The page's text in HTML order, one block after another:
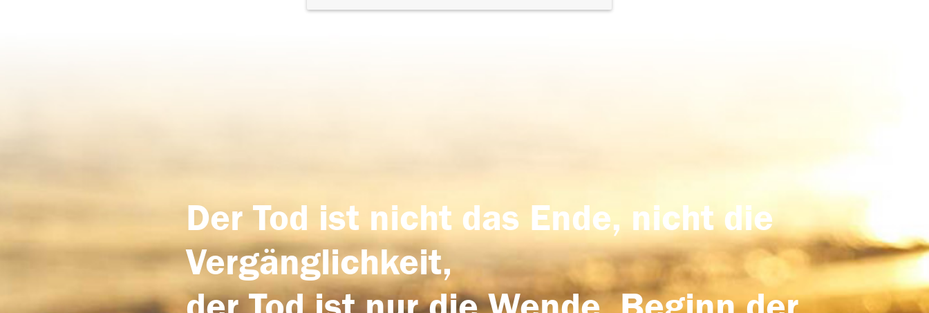
Der Tod ist nicht das Ende, nicht die
Vergänglichkeit,